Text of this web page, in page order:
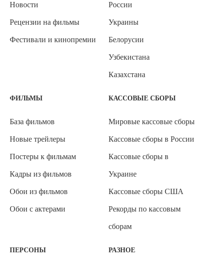
Новости
Рецензии на фильмы
Фестивали и кинопремии
России
Украины
Белорусии
Узбекистана
Казахстана
ФИЛЬМЫ
База фильмов
Новые трейлеры
Постеры к фильмам
Кадры из фильмов
Обои из фильмов
Обои с актерами
КАССОВЫЕ СБОРЫ
Мировые кассовые сборы
Кассовые сборы в России
Кассовые сборы в
Украине
Кассовые сборы США
Рекорды по кассовым
сборам
ПЕРСОНЫ РАЗНОЕ